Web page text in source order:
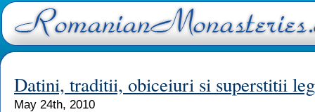
Datini, traditii, obiceiuri si superstitii
May 24th, 2010